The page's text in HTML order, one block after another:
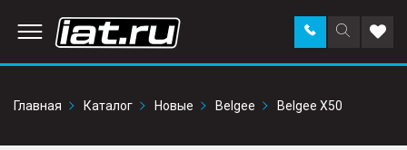
Поиск
по
Заказать
звонок в
Главная
Каталог Новые Belgee Belgee X50